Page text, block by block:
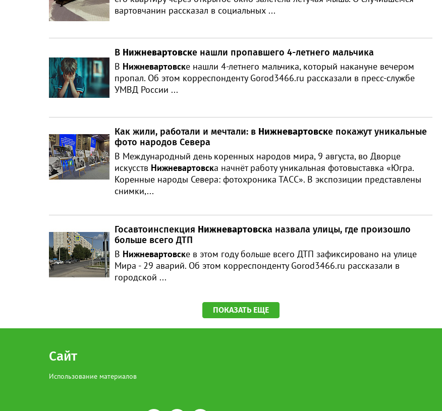
вартовчанин рассказал в социальных ...
В Нижневартовске нашли пропавшего 4-летнего мальчика
В Нижневартовске нашли 4-летнего мальчика, который накануне вечером
пропал. Об этом корреспонденту Gorod3466.ru рассказали в пресс-службе
УМВД России ...
Как жили, работали и мечтали: в Нижневартовске покажут уникальные
фото народов Севера
В Международный день коренных народов мира, 9 августа, во Дворце
искусств Нижневартовска начнёт работу уникальная фотовыставка «Югра.
Коренные народы Севера: фотохроника ТАСС». В экспозиции представлены
снимки,...
Госавтоинспекция Нижневартовска назвала улицы, где произошло
больше всего ДТП
В Нижневартовске в этом году больше всего ДТП зафиксировано на улице
Мира - 29 аварий. Об этом корреспонденту Gorod3466.ru рассказали в
городской ...
ПОКАЗАТЬ ЕЩЕ
Сайт
Использование материалов